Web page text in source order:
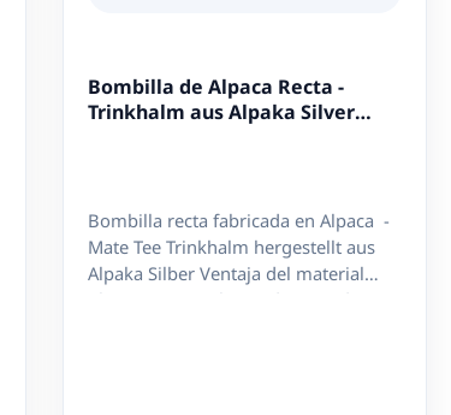
Bombilla de Alpaca Recta -
Trinkhalm aus Alpaka Silver
Bombilla recta fabricada en Alpaca -
Mate Tee Trinkhalm hergestellt aus
Alpaka Silber Ventaja del material